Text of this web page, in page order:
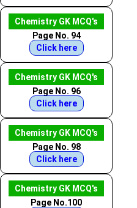
Chemistry GK MCQ's
Page No. 94
Click here
Chemistry GK MCQ's
Page No. 96
Click here
Chemistry GK MCQ's
Page No. 98
Click here
Chemistry GK MCQ's
Page No.100